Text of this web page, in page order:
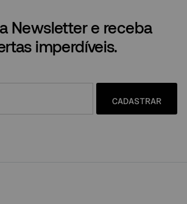
Newsletter e receba
imperdíveis.
CADASTRAR